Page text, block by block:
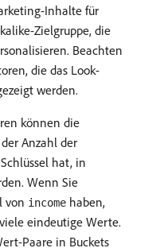
Inhalte für
Zielgruppe, die
Beachten
die das Look-
werden.
können die
Anzahl der
hat, in
Wenn Sie
von income haben,
eindeutige Werte.
Paare in Buckets